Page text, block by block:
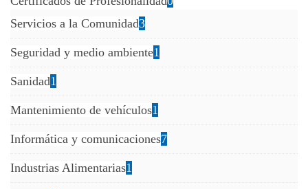
Servicios a la Comunidad3
Seguridad y medio ambiente1
Sanidad1
Mantenimiento de vehículos1
Informática y comunicaciones7
Industrias Alimentarias1